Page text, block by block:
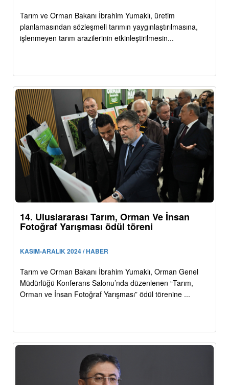
Tarım ve Orman Bakanı İbrahim Yumaklı, üretim
planlamasından sözleşmeli tarımın yaygınlaştırılmasına,
işlenmeyen tarım arazilerinin etkinleştirilmesin...
14. Uluslararası Tarım, Orman Ve İnsan
Fotoğraf Yarışması ödül töreni
KASIM-ARALIK 2024 / HABER
Tarım ve Orman Bakanı İbrahim Yumaklı, Orman Genel
Müdürlüğü Konferans Salonu’nda düzenlenen “Tarım,
Orman ve İnsan Fotoğraf Yarışması” ödül törenine ...